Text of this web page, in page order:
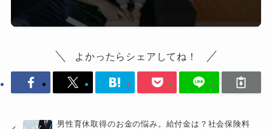
よかったらシェアしてね！
男性育休取得のお金の悩み。給付金は？社会保険料